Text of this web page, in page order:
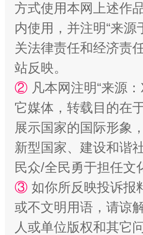
国家大学科技园优化重塑工作
扯下公款旅游的“隐身衣”
方式使用本网上述作
内使用，并注明“来
关法律责任和经济责
站反映。
② 凡本网注明“来源
它媒体，转载目的在
展示国家的国际形象
新型国家、建设和谐
民众/全民勇于担任文
③ 如你所反映投诉报
或不文明用语，请谅
人或单位版权和其它